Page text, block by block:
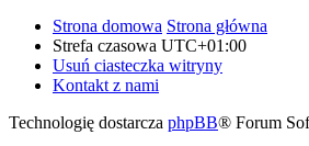
Strona domowa Strona główna
Strefa czasowa UTC+01:00
Usuń ciasteczka witryny
Kontakt z nami
Technologię dostarcza phpBB® Forum